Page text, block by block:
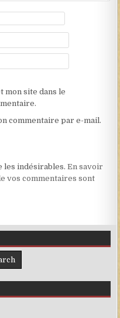
mon site dans le
commentaire par e-mail.
les indésirables.En savoir
vos commentaires sont